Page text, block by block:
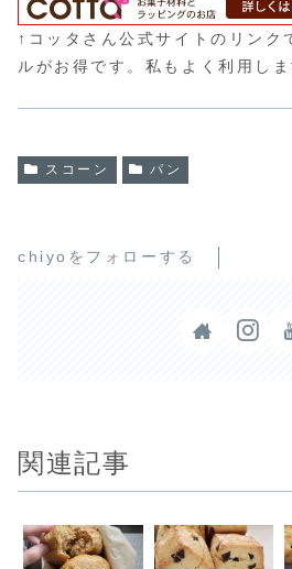
↑コッタさん公式サイトのリンク
ルがお得です。私もよく利用しま
スコーン パン
chiyoをフォローする
関連記事